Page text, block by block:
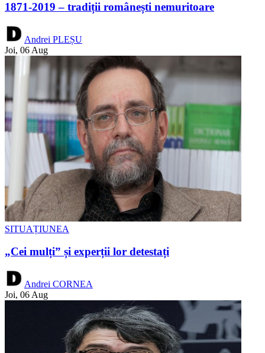
1871-2019 – tradiții românești nemuritoare
Andrei PLEȘU
Joi, 06 Aug
SITUAȚIUNEA
„Cei mulți” și experții lor detestați
Andrei CORNEA
Joi, 06 Aug